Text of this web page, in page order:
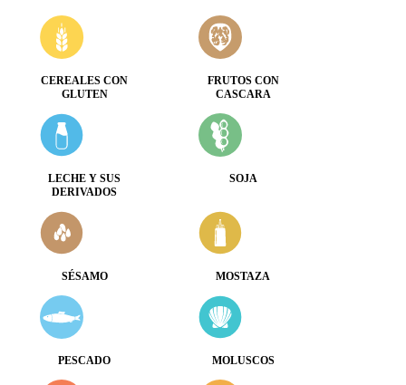
CEREALES CON
GLUTEN
FRUTOS CON
CASCARA
LECHE Y SUS
DERIVADOS
SOJA
SÉSAMO MOSTAZA
PESCADO MOLUSCOS